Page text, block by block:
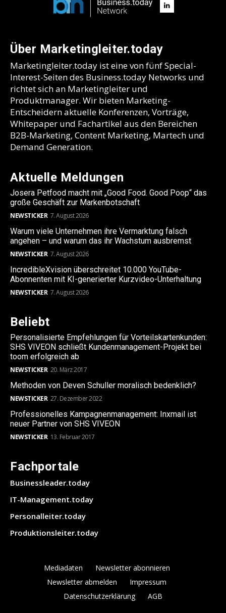
Über Marketingleiter.today
Marketingleiter.today ist eine von fünf Special-
Interest-Seiten des Business.today Networks und
richtet sich an Marketingleiter und
Produktmanager. Wir bieten Marketing-
Entscheidern aktuelle Konferenzen, Vorträge,
Whitepaper und Fachartikel aus den Bereichen
B2B-Marketing, Content Marketing, Martech und
Demand Generation.
Aktuelle Meldungen
Josera Petfood macht mit „Good Food. Good Poop“ das
große Geschäft zur Markenbotschaft
NEWSTICKER 7. August 2026
Warum viele Unternehmen ihre Vermarktung falsch
angehen – und warum das ihr Wachstum ausbremst
NEWSTICKER 7. August 2026
IncredibleXvision überschreitet 10.000 YouTube-
Abonnenten mit KI-generierter Kurzvideo-Unterhaltung
NEWSTICKER 7. August 2026
Beliebt
Personalisierte Empfehlungen für Vorteilskartenkunden:
SHS VIVEON schließt Kundenmanagement-Projekt bei
toom erfolgreich ab
NEWSTICKER 20. März 2017
Methoden von Deven Schuller moralisch bedenklich?
NEWSTICKER 27. Dezember 2022
Professionelles Kampagnenmanagement: Inxmail ist
neuer Partner von SHS VIVEON
NEWSTICKER 13. Februar 2017
Fachportale
Businessleader.today
IT-Management.today
Personalleiter.today
Produktionsleiter.today
Mediadaten
Newsletter abonnieren
Newsletter abmelden
Impressum
Datenschutzerklärung
AGB